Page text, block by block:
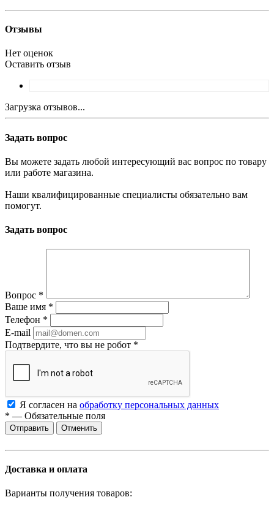
Отзывы
Нет оценок
Оставить отзыв
Загрузка отзывов...
Задать вопрос
Вы можете задать любой интересующий вас вопрос по товару
или работе магазина.
Наши квалифицированные специалисты обязательно вам
помогут.
Задать вопрос
Вопрос *
Ваше имя *
Телефон *
E-mail
Подтвердите, что вы не робот *
Я согласен на обработку персональных данных
* — Обязательные поля
Отменить
Доставка и оплата
Варианты получения товаров: